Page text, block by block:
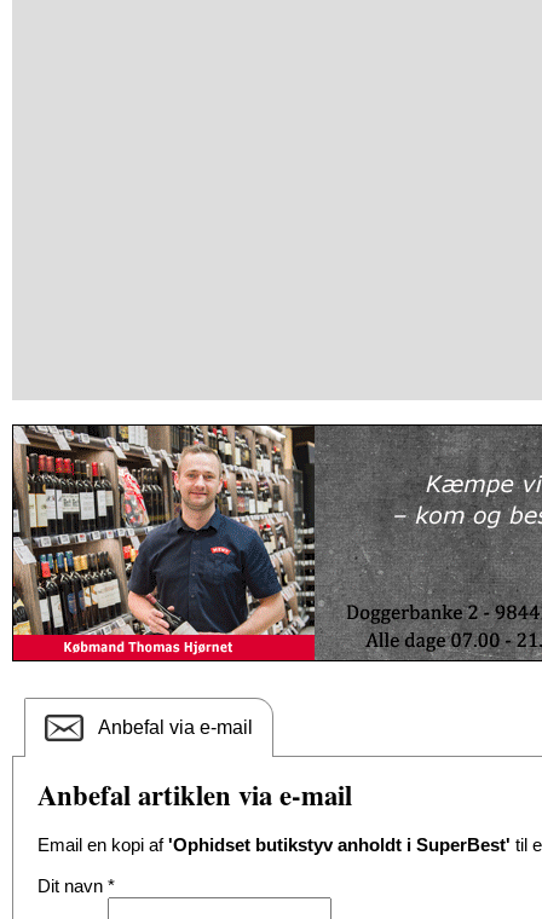
Anbefal via e-mail
Anbefal artiklen via e-mail
Email en kopi af'Ophidset butikstyv anholdt i SuperBest' til
Dit navn *